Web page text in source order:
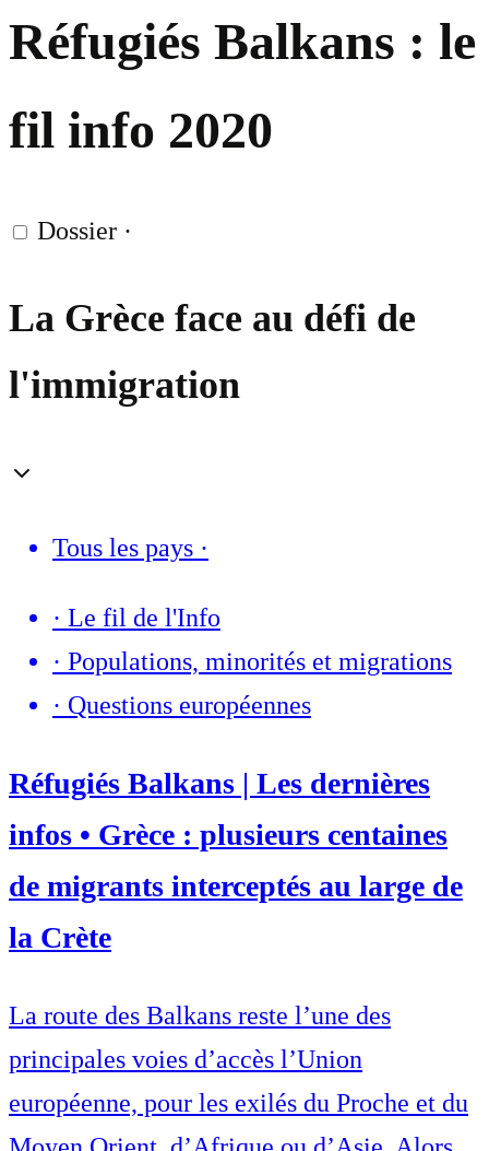
Réfugiés Balkans : le
fil info 2020
Dossier ·
La Grèce face au défi de
l'immigration
Tous les pays ·
· Le fil de l'Info
· Populations, minorités et migrations
· Questions européennes
Réfugiés Balkans | Les dernières
infos • Grèce : plusieurs centaines
de migrants interceptés au large de
la Crète
La route des Balkans reste l’une des
principales voies d’accès l’Union
européenne, pour les exilés du Proche et du